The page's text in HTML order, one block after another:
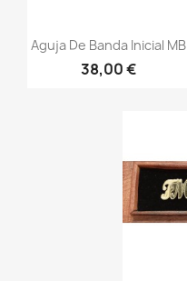
Vista rápida
Aguja De Banda Inicial MB
38,00 €